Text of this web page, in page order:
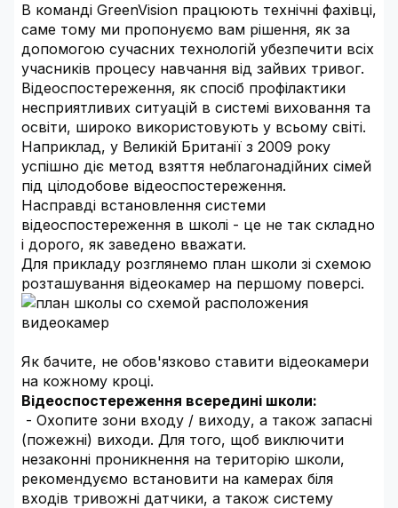
В команді GreenVision працюють технічні фахівці,
саме тому ми пропонуємо вам рішення, як за
допомогою сучасних технологій убезпечити всіх
учасників процесу навчання від зайвих тривог.
Відеоспостереження, як спосіб профілактики
несприятливих ситуацій в системі виховання та
освіти, широко використовують у всьому світі.
Наприклад, у Великій Британії з 2009 року
успішно діє метод взяття неблагонадійних сімей
під цілодобове відеоспостереження.
Насправді встановлення системи
відеоспостереження в школі - це не так складно
і дорого, як заведено вважати.
Для прикладу розглянемо план школи зі схемою
розташування відеокамер на першому поверсі.
Як бачите, не обов'язково ставити відеокамери
на кожному кроці.
Відеоспостереження всередині школи:
- Охопите зони входу / виходу, а також запасні
(пожежні) виходи. Для того, щоб виключити
незаконні проникнення на територію школи,
рекомендуємо встановити на камерах біля
входів тривожні датчики, а також систему